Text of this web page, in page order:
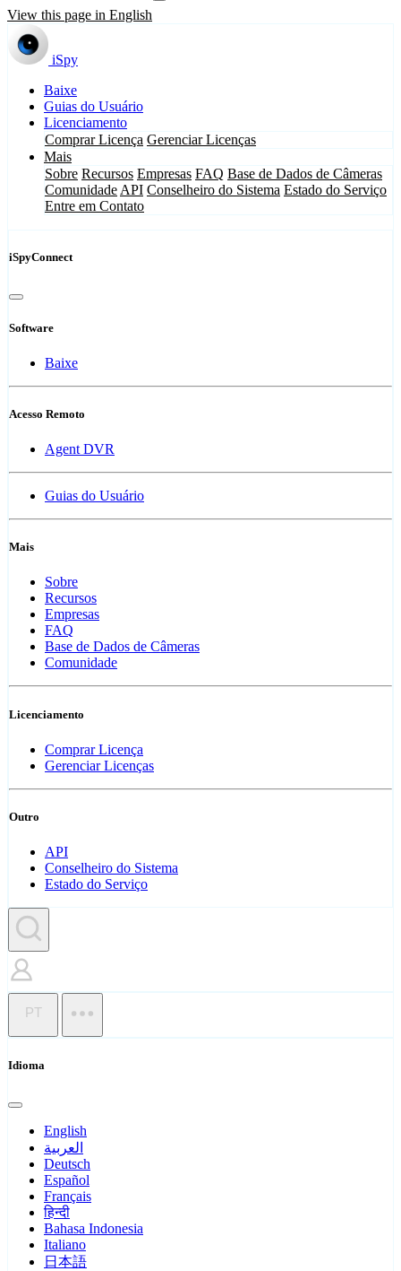
View this page in English
iSpy
Baixe
Guias do Usuário
Licenciamento
Comprar Licença Gerenciar Licenças
Mais
Sobre Recursos Empresas FAQ Base de Dados de Câmeras
Comunidade API Conselheiro do Sistema Estado do Serviço
Entre em Contato
iSpyConnect
Software
Baixe
Acesso Remoto
Agent DVR
Guias do Usuário
Mais
Sobre
Recursos
Empresas
FAQ
Base de Dados de Câmeras
Comunidade
Licenciamento
Comprar Licença
Gerenciar Licenças
Outro
API
Conselheiro do Sistema
Estado do Serviço
PT
Idioma
English
العربية
Deutsch
Español
Français
हिन्दी
Bahasa Indonesia
Italiano
日本語